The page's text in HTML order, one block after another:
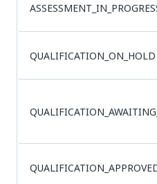
QUALIFICATION_ON_HOLD